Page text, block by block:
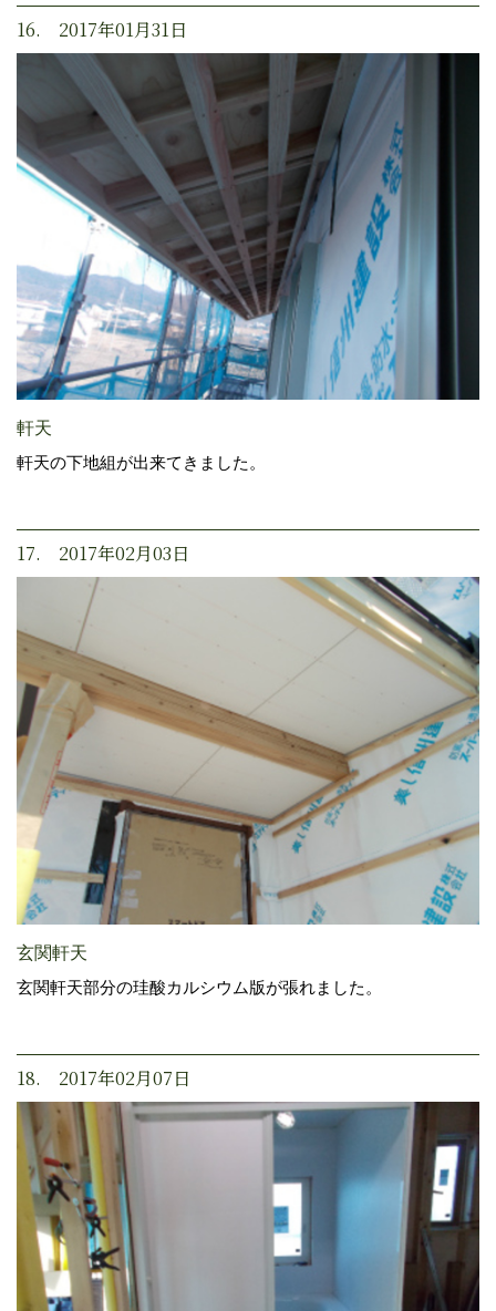
16. 2017年01月31日
軒天
軒天の下地組が出来てきました。
17. 2017年02月03日
玄関軒天
玄関軒天部分の珪酸カルシウム版が張れました。
18. 2017年02月07日